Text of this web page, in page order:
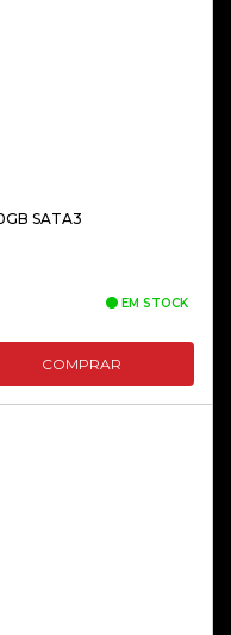
SATA3
EM STOCK
COMPRAR